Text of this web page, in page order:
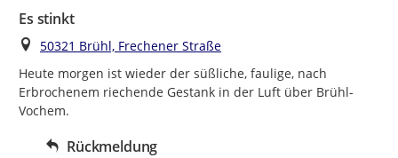
Es stinkt
Ort
50321 Brühl, Frechener Straße
Heute morgen ist wieder der süßliche, faulige, nach
Erbrochenem riechende Gestank in der Luft über Brühl-
Vochem.
Rückmeldung